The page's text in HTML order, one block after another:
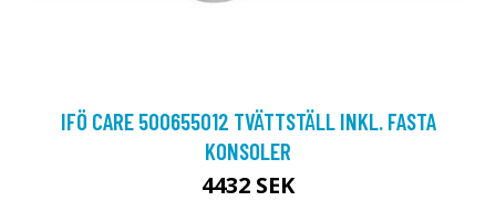
IFÖ CARE 500655012 TVÄTTSTÄLL INKL. FASTA
KONSOLER
4432 SEK